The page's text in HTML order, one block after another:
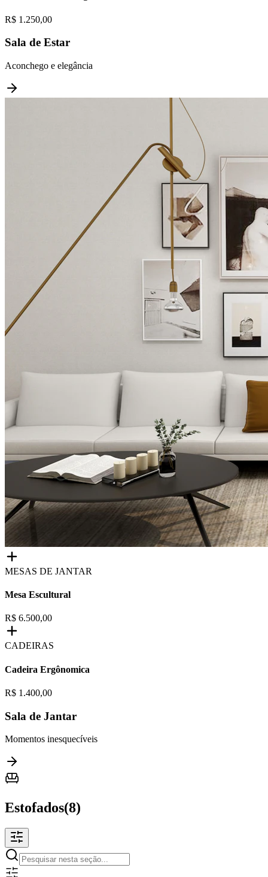
R$ 1.250,00
Sala de Estar
Aconchego e elegância
MESAS DE JANTAR
Mesa Escultural
R$ 6.500,00
CADEIRAS
Cadeira Ergônomica
R$ 1.400,00
Sala de Jantar
Momentos inesquecíveis
Estofados(8)